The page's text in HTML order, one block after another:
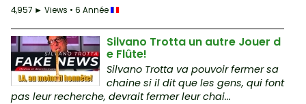
4,957 ► Views • 6 Année
Silvano Trotta un autre Jouer d
e Flûte!
Silvano Trotta va pouvoir fermer sa
chaine si il dit que les gens, qui font
pas leur recherche, devrait fermer leur chai...